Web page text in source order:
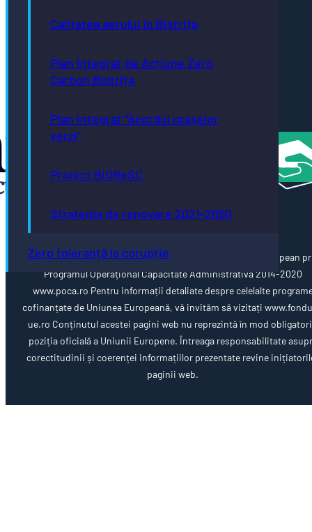
Calitatea aerului în Bistrița
Plan Integrat de Acțiune Zero
Carbon Bistrița
Plan integrat “Acordul orașelor
verzi”
Proiect BiOReSC
Strategia de renovare 2021-2050
Zero toleranță la corupție
până în
- oraș
creativ
Atractivă
Această pagină web este cofinanțată din Fondul Social European
Programul Operațional Capacitate Administrativă 2014-2020
www.poca.ro Pentru informații detaliate despre celelalte
cofinanțate de Uniunea Europeană, vă invităm să vizitați
ue.ro Conținutul acestei pagini web nu reprezintă în mod
poziția oficială a Uniunii Europene. Întreaga responsabilitate
corectitudinii și coerenței informațiilor prezentate revine
paginii web.